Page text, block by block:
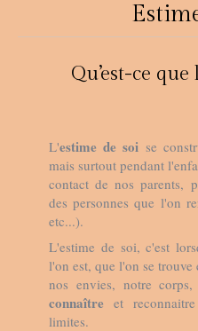
Qu’est-ce que
L'estime de soi se
mais surtout pendant
contact de nos parents,
des personnes que l'on
etc...).
L'estime de soi, c'est
l'on est, que l'on se trouve
nos envies, notre
connaître et
limites.